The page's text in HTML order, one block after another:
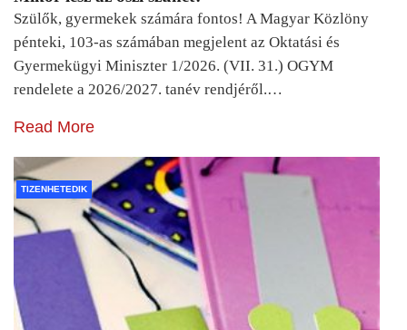
Szülők, gyermekek számára fontos! A Magyar Közlöny
pénteki, 103-as számában megjelent az Oktatási és
Gyermekügyi Miniszter 1/2026. (VII. 31.) OGYM
rendelete a 2026/2027. tanév rendjéről.…
Read More
TIZENHETEDIK